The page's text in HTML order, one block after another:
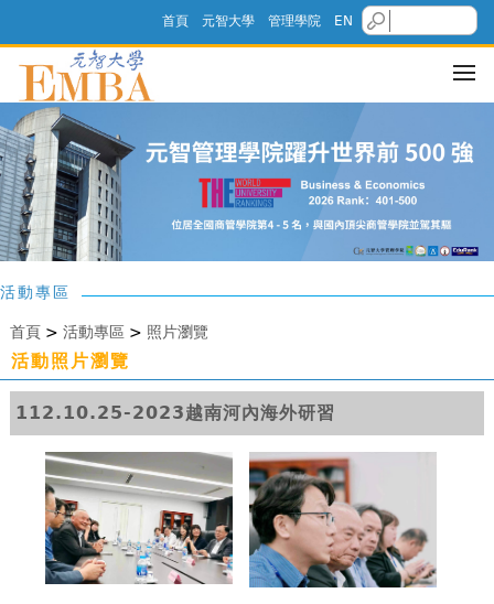
首頁 元智大學 管理學院 EN
活動專區
首頁> 活動專區> 照片瀏覽
活動照片瀏覽
112.10.25-2023越南河內海外研習